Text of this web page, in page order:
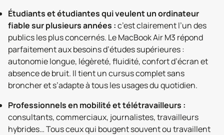
Étudiants et étudiantes qui veulent un ordinateur
fiable sur plusieurs années :c’est clairement l’un des
publics les plus concernés. Le MacBook Air M3 répond
parfaitement aux besoins d’études supérieures :
autonomie longue, légèreté, fluidité, confort d’écran et
absence de bruit. Il tient un cursus complet sans
broncher et s’adapte à tous les usages du quotidien.
Professionnels en mobilité et télétravailleurs :
consultants, commerciaux, journalistes, travailleurs
hybrides… Tous ceux qui bougent souvent ou travaillent